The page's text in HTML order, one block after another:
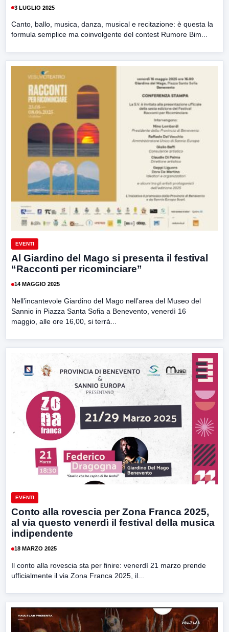
3 LUGLIO 2025
Canto, ballo, musica, danza, musical e recitazione: è questa la
formula semplice ma coinvolgente del contest Rumore Bim...
EVENTI
Al Giardino del Mago si presenta il festival
“Racconti per ricominciare”
14 MAGGIO 2025
Nell’incantevole Giardino del Mago nell’area del Museo del
Sannio in Piazza Santa Sofia a Benevento, venerdì 16
maggio, alle ore 16,00, si terrà...
EVENTI
Conto alla rovescia per Zona Franca 2025,
al via questo venerdì il festival della musica
indipendente
18 MARZO 2025
Il conto alla rovescia sta per finire: venerdì 21 marzo prende
ufficialmente il via Zona Franca 2025, il...